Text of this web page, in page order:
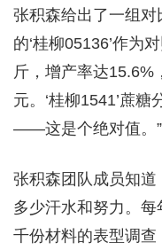
张积森给出了一组对
的‘桂柳05136’作为
斤，增产率达15.6%
元。‘桂柳1541’蔗
——这是个绝对值。”
张积森团队成员知
多少汗水和努力。
千份材料的表型调